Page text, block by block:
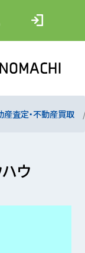
産査定・不動産買取
ウ